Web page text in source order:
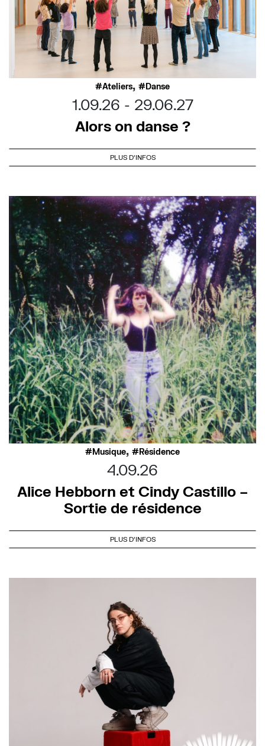
Ateliers, Danse
1.09.26
29.06.27
Alors on danse ?
PLUS D'INFOS
Musique, Résidence
4.09.26
Alice Hebborn et Cindy Castillo –
Sortie de résidence
PLUS D'INFOS